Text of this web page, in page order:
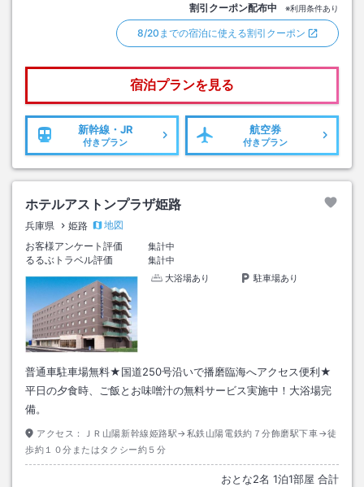
割引クーポン配布中 ※利用条件あり
8/20までの宿泊に使える割引クーポン
宿泊プランを見る
新幹線・JR
付きプラン
航空券
付きプラン
ホテルアストンプラザ姫路
兵庫県 姫路
地図
お客様アンケート評価
集計中
るるぶトラベル評価
集計中
大浴場あり
駐車場あり
普通車駐車場無料★国道250号沿いで播磨臨海へアクセス便利★
平日の夕食時、ご飯とお味噌汁の無料サービス実施中！大浴場完
備。
アクセス：
ＪＲ山陽新幹線姫路駅→私鉄山陽電鉄約７分飾磨駅下車→徒
歩約１０分またはタクシー約５分
おとな2名 1泊1部屋 合計